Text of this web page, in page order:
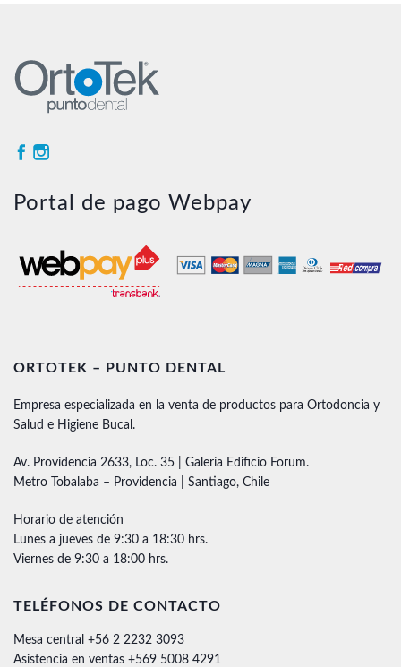
Portal de pago Webpay
ORTOTEK – PUNTO DENTAL
Empresa especializada en la venta de productos para Ortodoncia y
Salud e Higiene Bucal.
Av. Providencia 2633, Loc. 35 | Galería Edificio Forum.
Metro Tobalaba – Providencia | Santiago, Chile
Horario de atención
Lunes a jueves de 9:30 a 18:30 hrs.
Viernes de 9:30 a 18:00 hrs.
TELÉFONOS DE CONTACTO
Mesa central +56 2 2232 3093
Asistencia en ventas +569 5008 4291